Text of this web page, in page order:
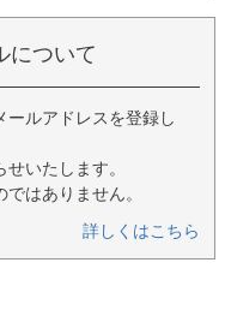
について
ールアドレスを登録し
いたします。
はありません。
詳しくはこちら